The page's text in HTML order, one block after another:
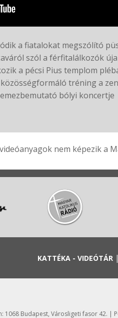
a fiatalokat megszólító
szól a férfitalálkozók
a pécsi Pius templom
tréning a
bólyi koncertje
nem képezik a
KATTÉKA - VIDEÓTÁR|
1068 Budapest, Városligeti fasor 42. |